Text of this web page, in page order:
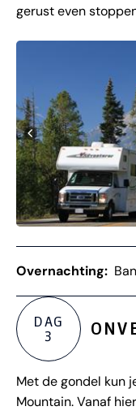
gerust even
Overnachting:
DAG
3
Met de gondel kun
Mountain. Vanaf